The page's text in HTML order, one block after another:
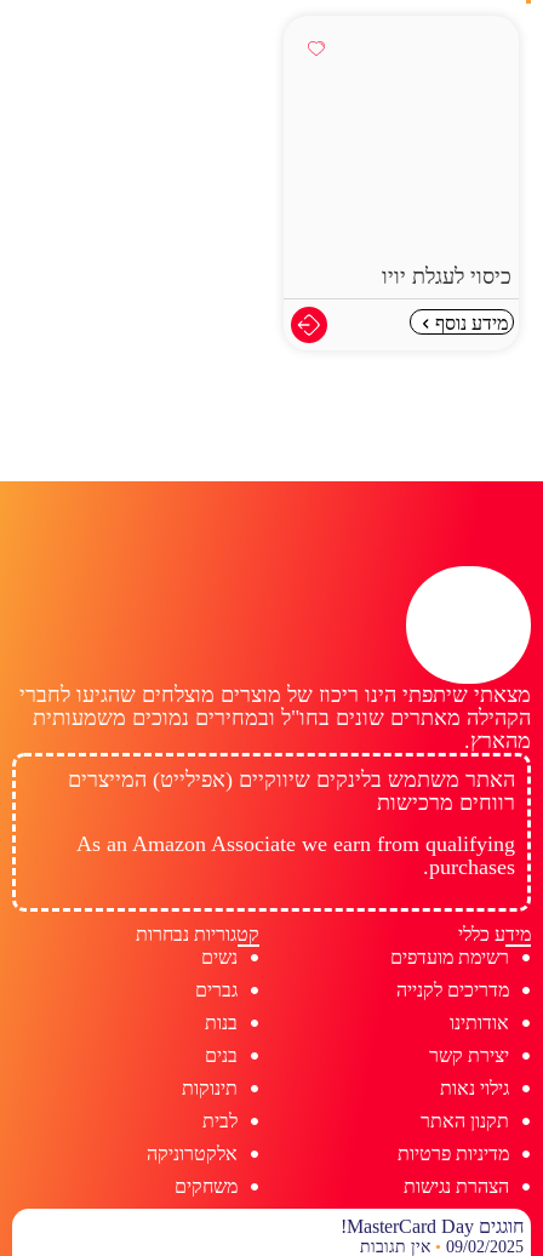
כיסוי לעגלת יויו
מידע נוסף
מצאתי שיתפתי הינו ריכוז של מוצרים מוצלחים שהגיעו לחברי
הקהילה מאתרים שונים בחו"ל ובמחירים נמוכים משמעותית
מהארץ.
האתר משתמש בלינקים שיווקיים (אפילייט) המייצרים
רווחים מרכישות
As an Amazon Associate we earn from qualifying
purchases.
מידע כללי
רשימת מועדפים
מדריכים לקנייה
אודותינו
יצירת קשר
גילוי נאות
תקנון האתר
מדיניות פרטיות
הצהרת נגישות
קטגוריות נבחרות
נשים
גברים
בנות
בנים
תינוקות
לבית
אלקטרוניקה
משחקים
חוגגים MasterCard Day!
09/02/2025 אין תגובות